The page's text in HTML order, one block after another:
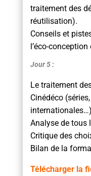
traitement des
réutilisation).
Conseils et
l’éco-
Jour 5 :
Le traitement
Cinédéco
Analyse de tous
Critique des
Bilan de la
Télécharger la